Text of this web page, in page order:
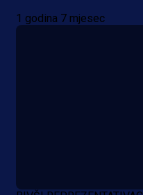
1 godina 7 mjesec